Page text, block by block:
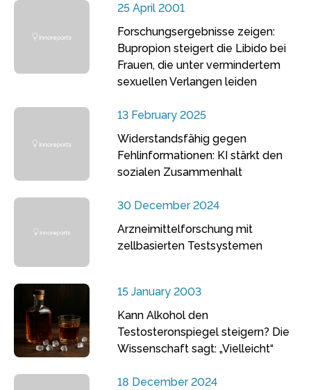
25 April 2001
Forschungsergebnisse zeigen:
Bupropion steigert die Libido bei
Frauen, die unter vermindertem
sexuellen Verlangen leiden
13 February 2025
Widerstandsfähig gegen
Fehlinformationen: KI stärkt den
sozialen Zusammenhalt
30 December 2024
Arzneimittelforschung mit
zellbasierten Testsystemen
15 January 2003
Kann Alkohol den
Testosteronspiegel steigern? Die
Wissenschaft sagt: „Vielleicht“
18 December 2024